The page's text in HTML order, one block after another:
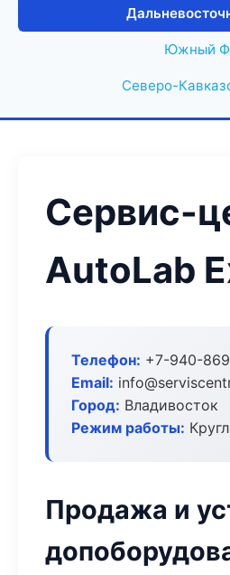
Южный
Северо-
Сервис-
AutoLab
Телефон: +7-940-
Email:
Город: Владивосток
Режим работы:
Продажа и